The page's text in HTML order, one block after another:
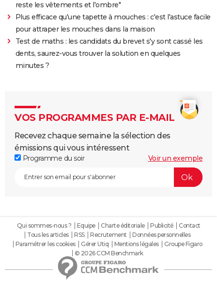
reste les vêtements et l'ombre"
Plus efficace qu'une tapette à mouches : c'est l'astuce facile
pour attraper les mouches dans la maison
Test de maths : les candidats du brevet s'y sont cassé les
dents, saurez-vous trouver la solution en quelques
minutes ?
VOS PROGRAMMES PAR E-MAIL
Recevez chaque semaine la sélection des
émissions qui vous intéressent
Programme du soir Voir un exemple
Qui sommes-nous ? Equipe Charte éditoriale Publicité
Contact
Tous les articles
RSS Recrutement
Données personnelles
Paramétrer les cookies
Gérer Utiq Mentions légales
Groupe Figaro
© 2026 CCM Benchmark